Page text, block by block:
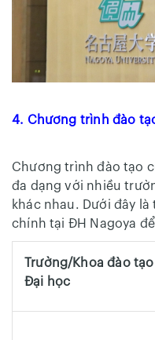
4. Chương trình đào
Chương trình đào tạo
đa dạng với nhiều
khác nhau. Dưới đây
chính tại ĐH Nagoya
Trường/Khoa đào tạo
Đại học